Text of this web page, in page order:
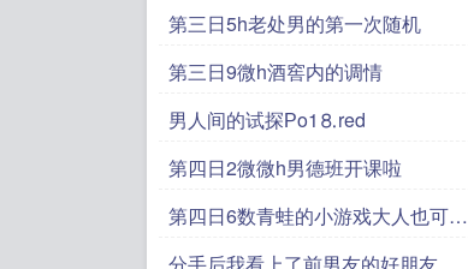
第三日5h老处男的第一次随机
第三日9微h酒窖内的调情
男人间的试探Рo1⒏red
第四日2微微h男德班开课啦
第四日6数青蛙的小游戏大人也可以
玩